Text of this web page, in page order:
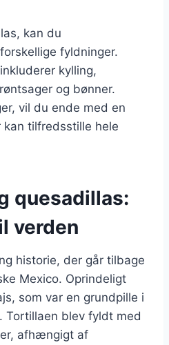
kan du
fyldninger.
kylling,
og bønner.
vil du ende med en
tilfredsstille hele
quesadillas:
verden
historie, der går tilbage
Mexico. Oprindeligt
som var en grundpille i
Tortillaen blev fyldt med
afhængigt af